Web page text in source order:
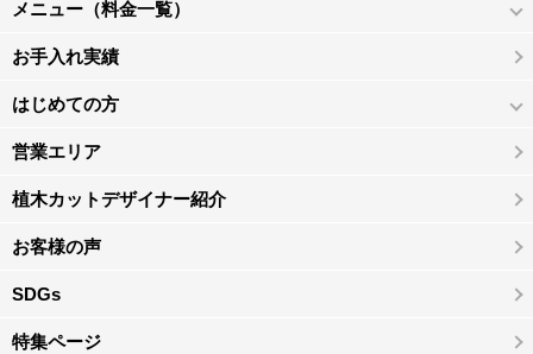
メニュー（料金一覧）
お手入れ実績
はじめての方
営業エリア
植木カットデザイナー紹介
お客様の声
SDGs
特集ページ